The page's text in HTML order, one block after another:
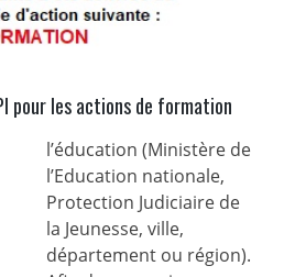
pour les actions de formation
l’éducation (Ministère de
l’Education nationale,
Protection Judiciaire de
la Jeunesse, ville,
département ou région).